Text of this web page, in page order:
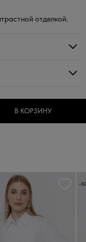
отделкой.
В КОРЗИНУ
-